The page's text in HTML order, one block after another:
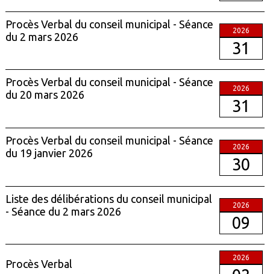
Procès Verbal du conseil municipal - Séance
du 2 mars 2026
2026
31
Procès Verbal du conseil municipal - Séance
du 20 mars 2026
2026
31
Procès Verbal du conseil municipal - Séance
du 19 janvier 2026
2026
30
Liste des délibérations du conseil municipal
- Séance du 2 mars 2026
2026
09
Procès Verbal
2026